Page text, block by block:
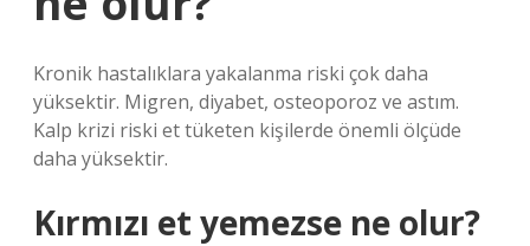
Kronik hastalıklara yakalanma riski çok daha
yüksektir. Migren, diyabet, osteoporoz ve astım.
Kalp krizi riski et tüketen kişilerde önemli ölçüde
daha yüksektir.
Kırmızı et yemezse ne olur?